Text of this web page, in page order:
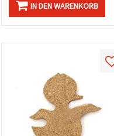
IN DEN WARENKORB